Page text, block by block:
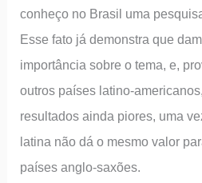
conheço no Brasil uma
Esse fato já demonstra que
importância sobre o tema, e,
outros países latino-
resultados ainda piores, uma
latina não dá o mesmo valor
países anglo-saxões.